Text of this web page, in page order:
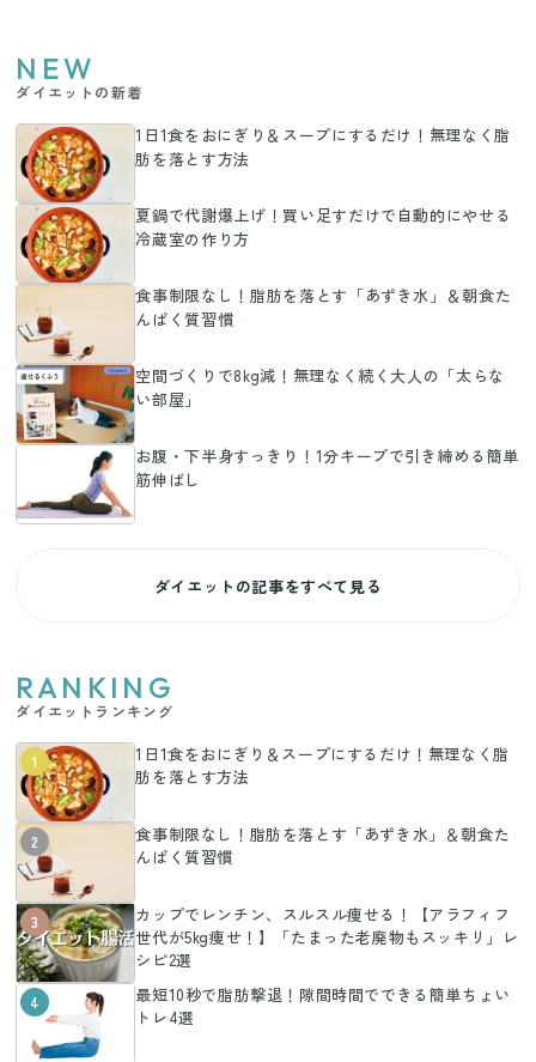
NEW
ダイエットの新着
1日1食をおにぎり＆スープにするだけ！無理なく脂
肪を落とす方法
夏鍋で代謝爆上げ！買い足すだけで自動的にやせる
冷蔵室の作り方
食事制限なし！脂肪を落とす「あずき水」＆朝食た
んぱく質習慣
空間づくりで8kg減！無理なく続く大人の「太らな
い部屋」
お腹・下半身すっきり！1分キープで引き締める簡単
筋伸ばし
ダイエットの記事をすべて見る
RANKING
ダイエットランキング
1
1日1食をおにぎり＆スープにするだけ！無理なく脂
肪を落とす方法
2
食事制限なし！脂肪を落とす「あずき水」＆朝食た
んぱく質習慣
3
カップでレンチン、スルスル痩せる！【アラフィフ
世代が5kg痩せ！】「たまった老廃物もスッキリ」レ
シピ2選
4
最短10秒で脂肪撃退！隙間時間でできる簡単ちょい
トレ4選